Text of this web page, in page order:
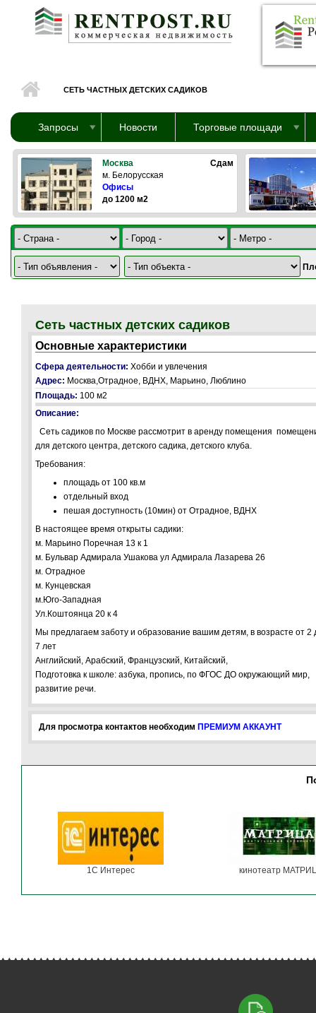
Перейти к основному содержанию
СЕТЬ ЧАСТНЫХ ДЕТСКИХ САДИКОВ
Запросы Новости Торговые площади
Москва
Сдам
м. Белорусская
Офисы
до 1200 м2
Сеть частных детских садиков
Основные характеристики
Сфера деятельности: Хобби и увлечения
Адрес: Москва,Отрадное, ВДНХ, Марьино, Люблино
Площадь: 100 м2
Описание:
Сеть садиков по Москве рассмотрит в аренду помещения
для детского центра, детского садика, детского клуба.
Требования:
площадь от 100 кв.м
отдельный вход
пешая доступность (10мин) от Отрадное, ВДНХ
В настоящее время открыты садики:
м. Марьино Поречная 13 к 1
м. Бульвар Адмирала Ушакова ул Адмирала Лазарева 26
м. Отрадное
м. Кунцевская
м.Юго-Западная
Ул.Коштоянца 20 к 4
Мы предлагаем заботу и образование вашим детям, в возрасте от 2
7 лет
Английский, Арабский, Французский, Китайский,
Подготовка к школе: азбука, пропись, по ФГОС ДО окружающий мир,
развитие речи.
Для просмотра контактов необходим ПРЕМИУМ АККАУНТ
1С Интерес кинотеатр